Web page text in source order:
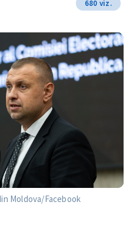
680 viz.
Moldova/Facebook